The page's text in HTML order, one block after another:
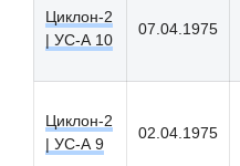
Циклон-2
| УС-А 10
07.04.1975
Циклон-2
| УС-А 9
02.04.1975